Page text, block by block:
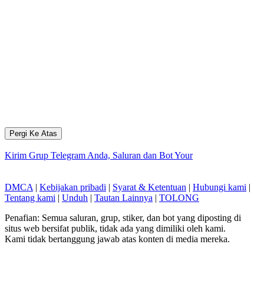
Pergi Ke Atas
Kirim Grup Telegram Anda, Saluran dan Bot Your
DMCA | Kebijakan pribadi | Syarat & Ketentuan | Hubungi kami |
Tentang kami | Unduh | Tautan Lainnya | TOLONG
Penafian: Semua saluran, grup, stiker, dan bot yang diposting di
situs web bersifat publik, tidak ada yang dimiliki oleh kami.
Kami tidak bertanggung jawab atas konten di media mereka.